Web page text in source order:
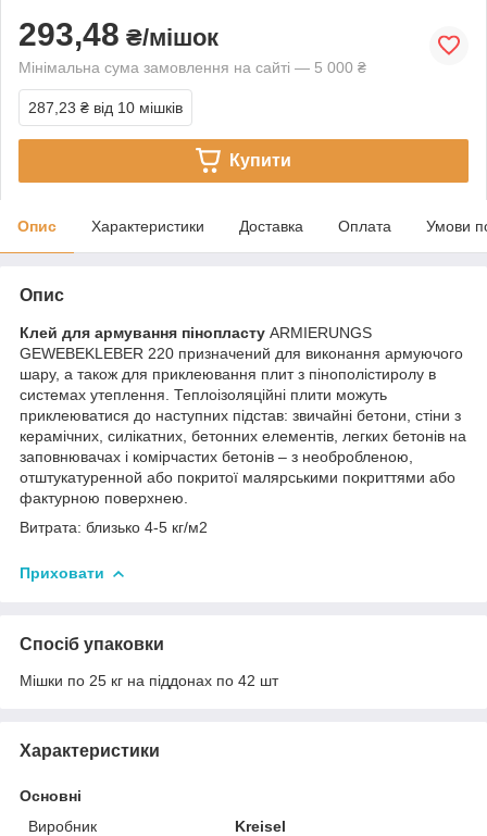
293,48 ₴/мішок
Мінімальна сума замовлення на сайті — 5 000 ₴
287,23 ₴ від 10 мішків
Купити
Опис Характеристики Доставка Оплата Умови
Опис
Клей для армування пінопласту ARMIERUNGS
GEWEBEKLEBER 220 призначений для виконання армуючого
шару, а також для приклеювання плит з пінополістиролу в
системах утеплення. Теплоізоляційні плити можуть
приклеюватися до наступних підстав: звичайні бетони, стіни з
керамічних, силікатних, бетонних елементів, легких бетонів на
заповнювачах і комірчастих бетонів – з необробленою,
отштукатуренной або покритої малярськими покриттями або
фактурною поверхнею.
Витрата: близько 4-5 кг/м2
Приховати
Спосіб упаковки
Мішки по 25 кг на піддонах по 42 шт
Характеристики
Основні
Виробник
Kreisel